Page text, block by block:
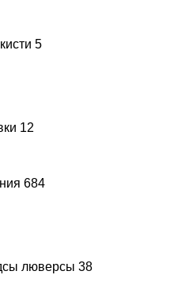
5
12
684
люверсы 38